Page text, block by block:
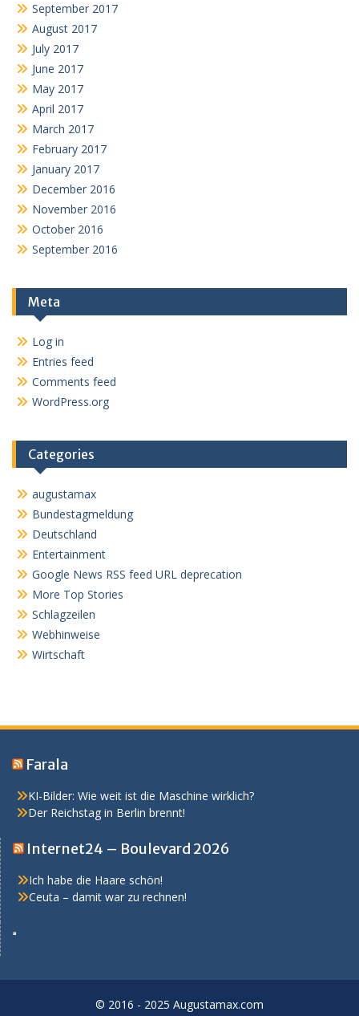
September 2017
August 2017
July 2017
June 2017
May 2017
April 2017
March 2017
February 2017
January 2017
December 2016
November 2016
October 2016
September 2016
Meta
Log in
Entries feed
Comments feed
WordPress.org
Categories
augustamax
Bundestagmeldung
Deutschland
Entertainment
Google News RSS feed URL deprecation
More Top Stories
Schlagzeilen
Webhinweise
Wirtschaft
Farala
KI-Bilder: Wie weit ist die Maschine wirklich?
Der Reichstag in Berlin brennt!
Internet24 – Boulevard 2026
Ich habe die Haare schön!
Ceuta – damit war zu rechnen!
© 2016 - 2025 Augustamax.com